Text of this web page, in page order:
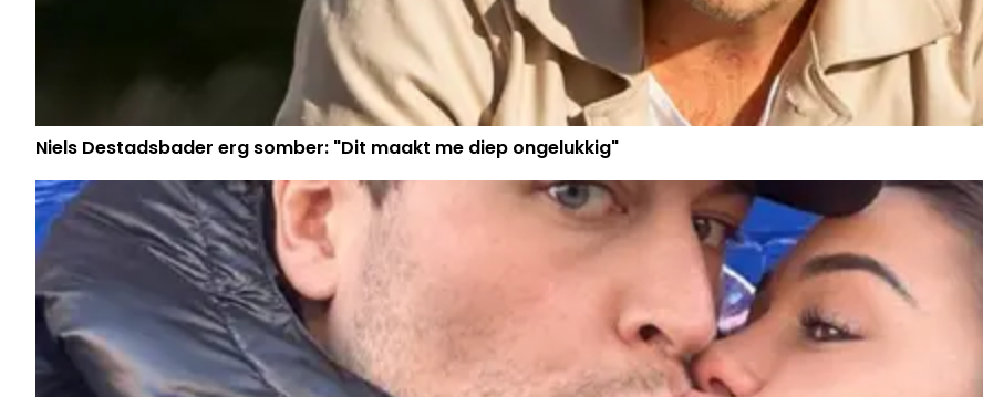
Niels Destadsbader erg somber: "Dit maakt me diep ongelukkig"